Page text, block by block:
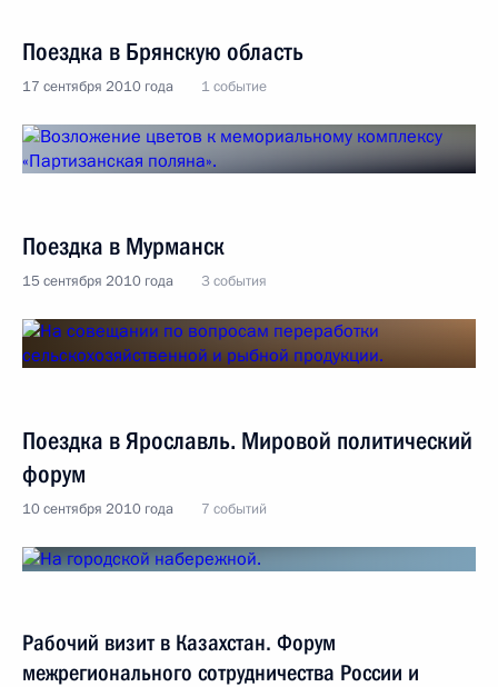
Поездка в Брянскую область
17 сентября 2010 года 1 событие
Поездка в Мурманск
15 сентября 2010 года 3 события
Поездка в Ярославль. Мировой политический
форум
10 сентября 2010 года 7 событий
Рабочий визит в Казахстан. Форум
межрегионального сотрудничества России и